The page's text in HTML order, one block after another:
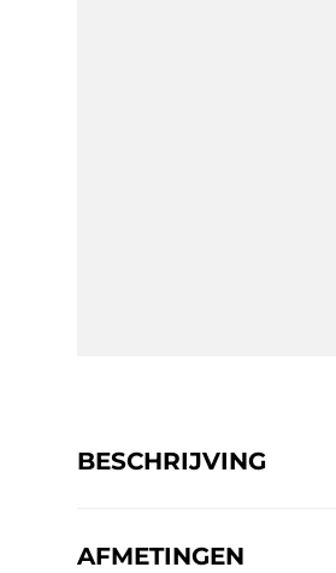
BESCHRIJVING
AFMETINGEN